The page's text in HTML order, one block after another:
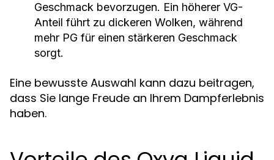
Geschmack bevorzugen. Ein höherer VG-
Anteil führt zu dickeren Wolken, während
mehr PG für einen stärkeren Geschmack
sorgt.
Eine bewusste Auswahl kann dazu beitragen,
dass Sie lange Freude an Ihrem Dampferlebnis
haben.